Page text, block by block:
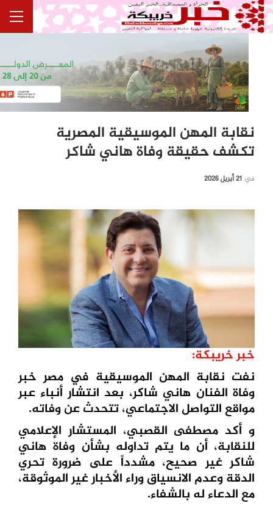
نقابة المهن الموسيقية المصرية
تكشف حقيقة وفاة هاني شاكر
في 21 أبريل 2026
خبر خريبكة:
نفت نقابة المهن الموسيقية في مصر خبر
وفاة الفنان هاني شاكر، بعد انتشار أنباء عبر
مواقع التواصل الاجتماعي، تتحدث عن وفاته.
و أكد مصطفى القصبي، المستشار الإعلامي
للنقابة، أن ما يتم تداوله بشأن وفاة هاني
شاكر غير صحيح، مشدداً على ضرورة تحري
الدقة وعدم الانسياق وراء الأخبار غير الموثوقة،
مع الدعاء له بالشفاء.